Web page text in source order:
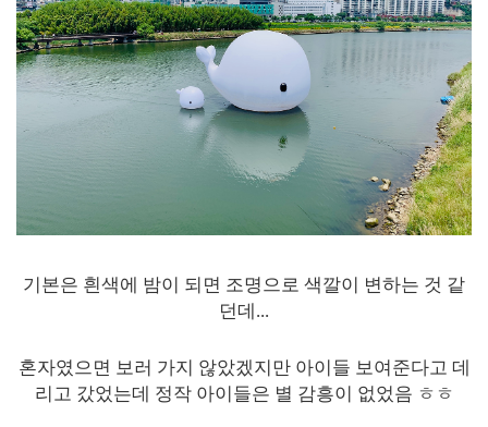
기본은 흰색에 밤이 되면 조명으로 색깔이 변하는 것 같
던데...
혼자였으면 보러 가지 않았겠지만 아이들 보여준다고 데
리고 갔었는데 정작 아이들은 별 감흥이 없었음 ㅎㅎ